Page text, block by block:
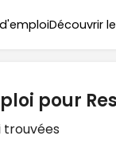
Découvrir
pour